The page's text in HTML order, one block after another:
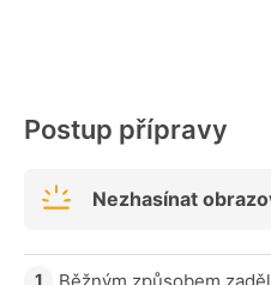
Postup přípravy
Nezhasínat